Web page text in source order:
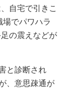
自宅で引きこ
場でパワハラ
の震えなどが
と診断され
、意思疎通が